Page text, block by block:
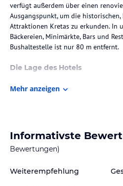
verfügt außerdem über einen
Ausgangspunkt, um die
Attraktionen Kretas zu erkunden. In
Bäckereien, Minimärkte, Bars und
Bushaltestelle ist nur 80 m entfernt.
Die Lage des Hotels
vom Sandstrand von Rethymno
einstündigen Fahrt erreichen Sie die
der unmittelbaren Umgebung des
Minimärkte, Bars und Restaurants.
Mehr anzeigen
Informativste
Bewertungen)
Weiterempfehlung